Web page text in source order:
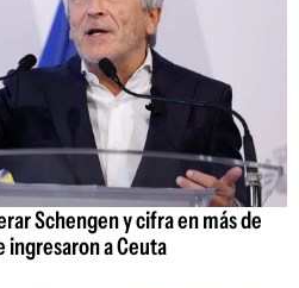
Schengen y cifra en más de
a Ceuta